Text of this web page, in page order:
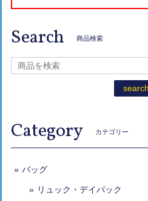
Search 商品検索
search
Category カテゴリー
バッグ
リュック・デイパック